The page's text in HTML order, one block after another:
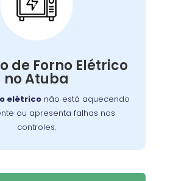
de Forno Elétrico
no Atuba
elétriconão está aquecendo
ou apresenta falhas nos
controles.
de Forno
Elétrico:
que você continue a
refeições favoritas sem